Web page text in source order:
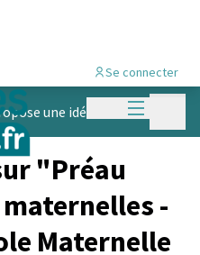
Menu
Se connecter
une idée
"Préau
-
Maternelle